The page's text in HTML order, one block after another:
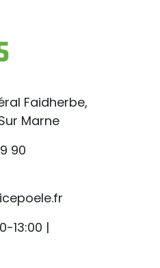
Faidherbe,
Marne
90
13:00 |